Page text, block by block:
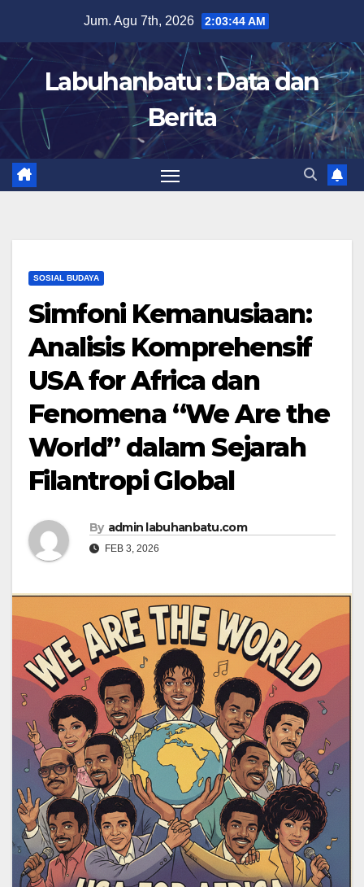
content
Jum. Agu 7th, 2026 2:03:45 AM
Labuhanbatu : Data dan
Berita
SOSIAL BUDAYA
Simfoni Kemanusiaan:
Analisis Komprehensif
USA for Africa dan
Fenomena “We Are the
World” dalam Sejarah
Filantropi Global
By admin labuhanbatu.com
FEB 3, 2026